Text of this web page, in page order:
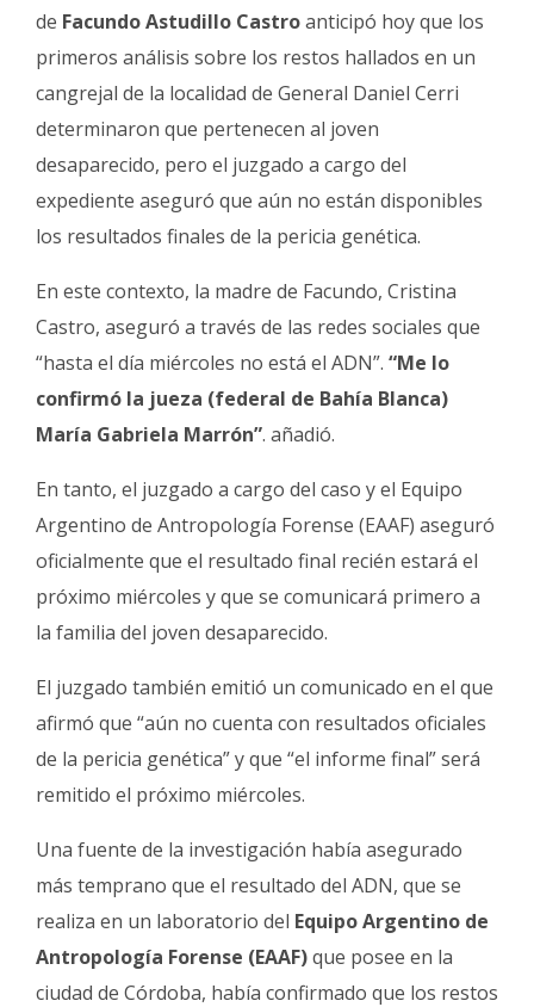
Fúnebres
de Facundo Astudillo Castroanticipó hoy que los
primeros análisis sobre los restos hallados en un
cangrejal de la localidad de General Daniel Cerri
determinaron que pertenecen al joven
desaparecido, pero el juzgado a cargo del
expediente aseguró que aún no están disponibles
los resultados finales de la pericia genética.
En este contexto, la madre de Facundo, Cristina
Castro, aseguró a través de las redes sociales que
“hasta el día miércoles no está el ADN”. “Me lo
confirmó la jueza (federal de Bahía Blanca)
María Gabriela Marrón”. añadió.
En tanto, el juzgado a cargo del caso y el Equipo
Argentino de Antropología Forense (EAAF) aseguró
oficialmente que el resultado final recién estará el
próximo miércoles y que se comunicará primero a
la familia del joven desaparecido.
El juzgado también emitió un comunicado en el que
afirmó que “aún no cuenta con resultados oficiales
de la pericia genética” y que “el informe final” será
remitido el próximo miércoles.
Una fuente de la investigación había asegurado
más temprano que el resultado del ADN, que se
realiza en un laboratorio del Equipo Argentino de
Antropología Forense (EAAF)que posee en la
ciudad de Córdoba, había confirmado que los restos